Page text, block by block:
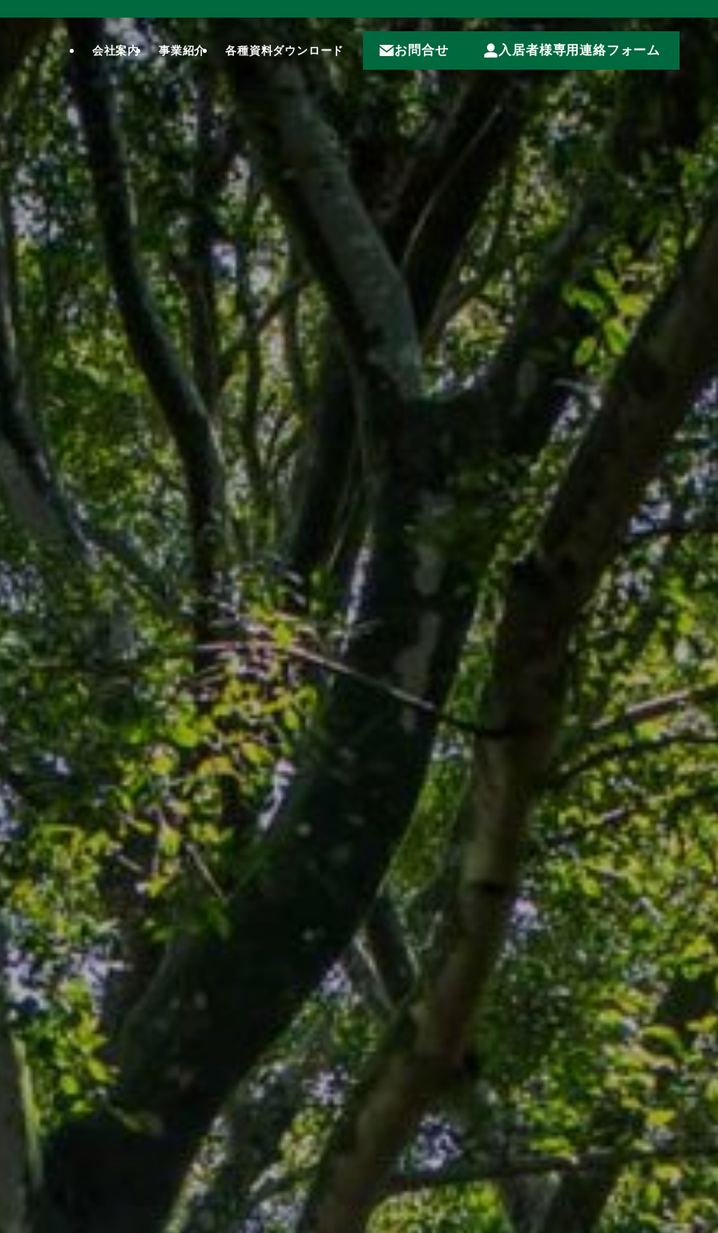
会社案内 事業紹介 各種資料ダウンロード お問合せ 入居者様専用連絡フォーム